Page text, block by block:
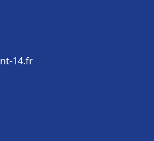
14.fr